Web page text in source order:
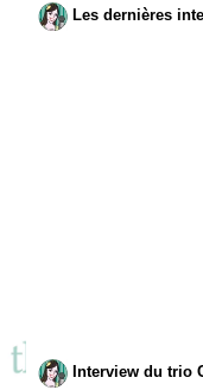
Les dernières
Interview du trio